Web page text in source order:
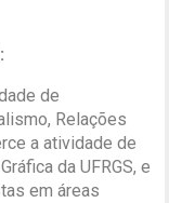
de
Relações
a atividade de
da UFRGS, e
em áreas